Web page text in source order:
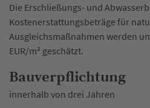
Die Erschließungs- und
Kostenerstattungsbeträge für
Ausgleichsmaßnahmen werden
EUR/m² geschätzt.
Bauverpflichtung
innerhalb von drei Jahren